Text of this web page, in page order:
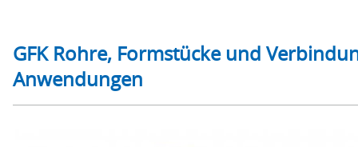
GFK Rohre, Formstücke und
Anwendungen